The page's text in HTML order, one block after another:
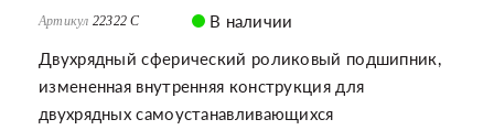
Артикул 22322 C
В наличии
Двухрядный сферический роликовый подшипник,
измененная внутренняя конструкция для
двухрядных самоустанавливающихся